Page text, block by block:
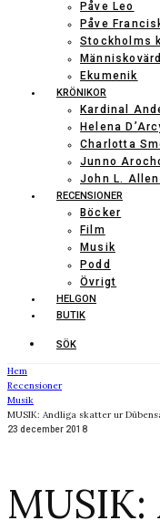
Påve Leo
Påve
Stockholms
Ekumenik
KRÖNIKOR
Kardinal
Helena
Charlotta
Junno
John L.
RECENSIONER
Böcker
Film
Musik
Podd
Övrigt
HELGON
BUTIK
SÖK
Hem
Recensioner
Musik
MUSIK: Andliga skatter ur
23 december 2018